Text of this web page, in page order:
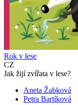
Rok v lese
CZ
Jak žijí zvířata v lese?
Aneta Žabková
Petra Bartíková